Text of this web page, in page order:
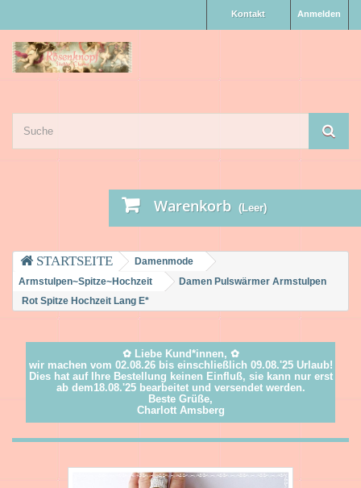
Anmelden
Kontakt
Warenkorb (Leer)
Damenmode
Armstulpen~Spitze~Hochzeit
Damen Pulswärmer Armstulpen
Rot Spitze Hochzeit Lang E*
✿ Liebe Kund*innen, ✿
wir machen vom 02.08.26 bis einschließlich 09.08.'25 Urlaub!
Dies hat auf Ihre Bestellung keinen Einfluß, sie kann nur erst
ab dem18.08.'25 bearbeitet und versendet werden.
Beste Grüße,
Charlott Amsberg